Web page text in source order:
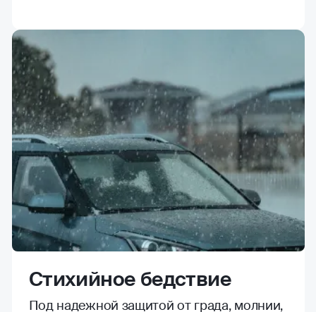
Стихийное бедствие
Под надежной защитой от града, молнии,